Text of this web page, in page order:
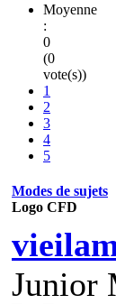
Moyenne
:
0
(0
vote(s))
1
2
3
4
5
Modes de sujets
Logo CFD
Junior